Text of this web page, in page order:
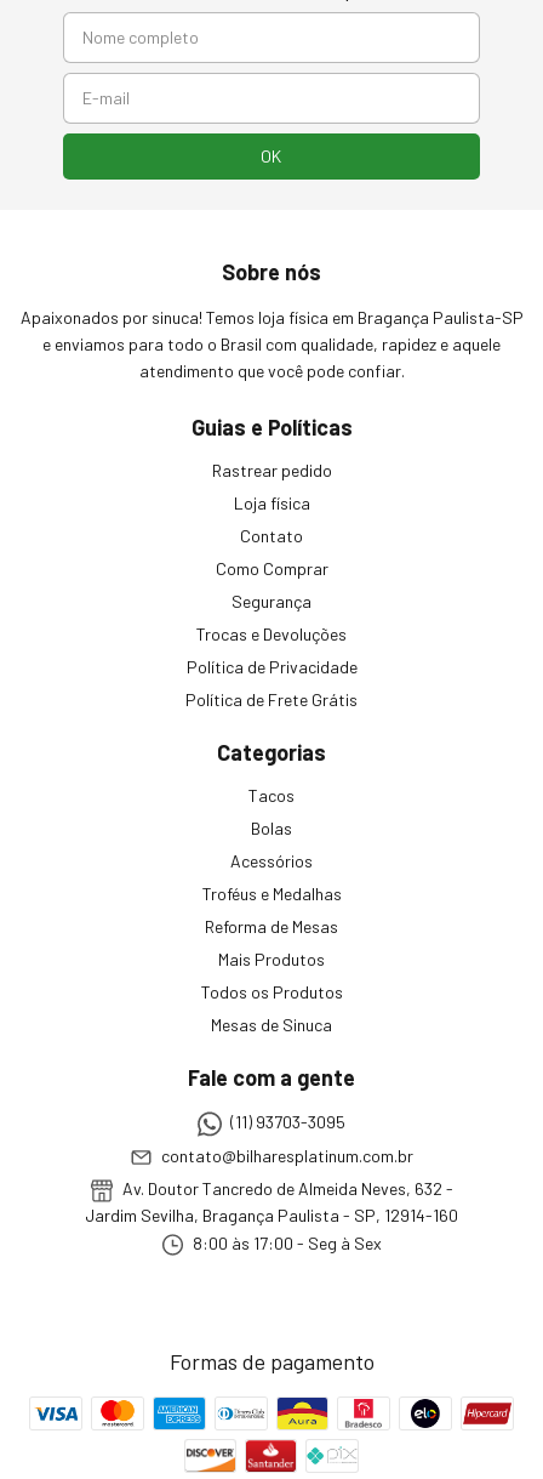
Sobre nós
Apaixonados por sinuca! Temos loja física em Bragança Paulista-SP
e enviamos para todo o Brasil com qualidade, rapidez e aquele
atendimento que você pode confiar.
Guias e Políticas
Rastrear pedido
Loja física
Contato
Como Comprar
Segurança
Trocas e Devoluções
Política de Privacidade
Política de Frete Grátis
Categorias
Tacos
Bolas
Acessórios
Troféus e Medalhas
Reforma de Mesas
Mais Produtos
Todos os Produtos
Mesas de Sinuca
Fale com a gente
(11) 93703-3095
contato@bilharesplatinum.com.br
Av. Doutor Tancredo de Almeida Neves, 632 -
Jardim Sevilha, Bragança Paulista - SP, 12914-160
8:00 às 17:00 - Seg à Sex
Formas de pagamento